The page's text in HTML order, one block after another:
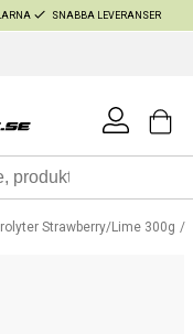
SNABBA LEVERANSER
Strawberry/Lime 300g